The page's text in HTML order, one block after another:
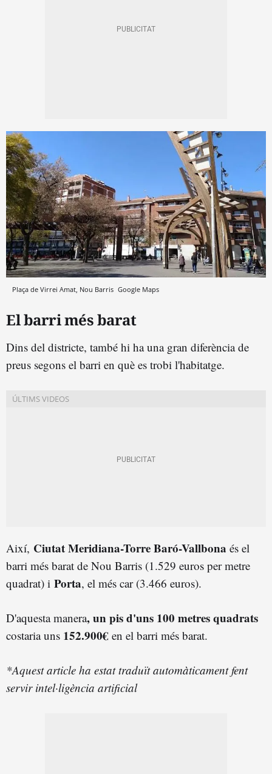
Plaça de Virrei Amat, Nou Barris Google Maps
El barri més barat
Dins del districte, també hi ha una gran diferència de
preus segons el barri en què es trobi l'habitatge.
Així, Ciutat Meridiana-Torre Baró-Vallbona és el
barri més barat de Nou Barris (1.529 euros per metre
quadrat) i Porta, el més car (3.466 euros).
D'aquesta manera, un pis d'uns 100 metres quadrats
costaria uns 152.900€ en el barri més barat.
*Aquest article ha estat traduït automàticament fent
servir intel·ligència artificial